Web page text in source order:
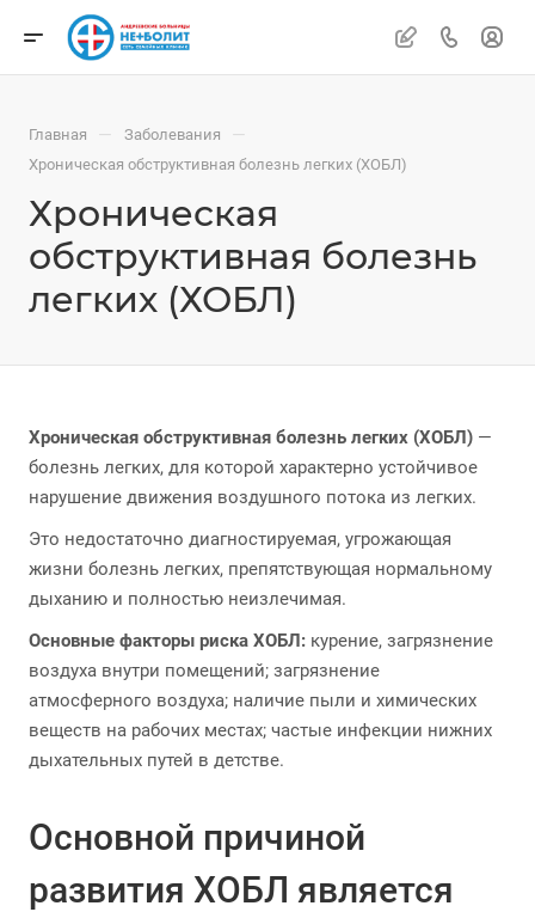
Главная — Заболевания —
Хроническая обструктивная болезнь легких (ХОБЛ)
Хроническая
обструктивная болезнь
легких (ХОБЛ)
Хроническая обструктивная болезнь легких (ХОБЛ) —
болезнь легких, для которой характерно устойчивое
нарушение движения воздушного потока из легких.
Это недостаточно диагностируемая, угрожающая
жизни болезнь легких, препятствующая нормальному
дыханию и полностью неизлечимая.
Основные факторы риска ХОБЛ: курение, загрязнение
воздуха внутри помещений; загрязнение
атмосферного воздуха; наличие пыли и химических
веществ на рабочих местах; частые инфекции нижних
дыхательных путей в детстве.
Основной причиной
развития ХОБЛ является